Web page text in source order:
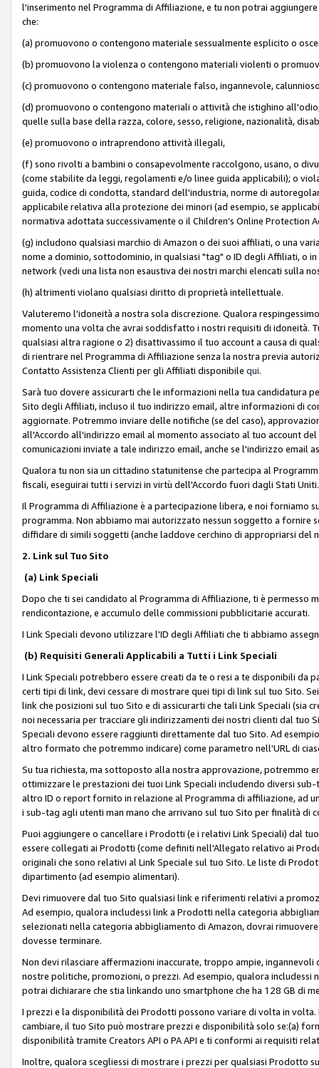
l'inserimento nel Programma di Affiliazione, e tu non potrai
che:
(a) promuovono o contengono materiale sessualmente esplicito o
(b) promuovono la violenza o contengono materiali violenti o
(c) promuovono o contengono materiale falso, ingannevole,
(d) promuovono o contengono materiali o attività che istighino
quelle sulla base della razza, colore, sesso, religione, nazionalità,
(e) promuovono o intraprendono attività illegali,
(f) sono rivolti a bambini o consapevolmente raccolgono, usano, o
(come stabilite da leggi, regolamenti e/o linee guida applicabili); o
guida, codice di condotta, standard dell'industria, norme di
applicabile relativa alla protezione dei minori (ad esempio, se
normativa adottata successivamente o il Children’s Online Protection
(g) includono qualsiasi marchio di Amazon o dei suoi affiliati, o una
nome a dominio, sottodominio, in qualsiasi "tag" o ID degli Affiliati, o
network (vedi una lista non esaustiva dei nostri marchi elencati sulla
(h) altrimenti violano qualsiasi diritto di proprietà intellettuale.
Valuteremo l'idoneità a nostra sola discrezione. Qualora
momento una volta che avrai soddisfatto i nostri requisiti di idoneità.
qualsiasi altra ragione o 2) disattivassimo il tuo account a causa di
di rientrare nel Programma di Affiliazione senza la nostra previa
Contatto Assistenza Clienti per gli Affiliati disponibile qui.
Sarà tuo dovere assicurarti che le informazioni nella tua candidatura
Sito degli Affiliati, incluso il tuo indirizzo email, altre informazioni di
aggiornate. Potremmo inviare delle notifiche (se del caso),
all'Accordo all'indirizzo email al momento associato al tuo account
comunicazioni inviate a tale indirizzo email, anche se l'indirizzo email
Qualora tu non sia un cittadino statunitense che partecipa al
fiscali, eseguirai tutti i servizi in virtù dell'Accordo fuori dagli Stati
Il Programma di Affiliazione è a partecipazione libera, e noi forniamo
programma. Non abbiamo mai autorizzato nessun soggetto a fornire
diffidare di simili soggetti (anche laddove cerchino di appropriarsi
2. Link sul Tuo Sito
(a) Link Speciali
Dopo che ti sei candidato al Programma di Affiliazione, ti è permesso
rendicontazione, e accumulo delle commissioni pubblicitarie accurati.
I Link Speciali devono utilizzare l'ID degli Affiliati che ti abbiamo
(b) Requisiti Generali Applicabili a Tutti i Link Speciali
I Link Speciali potrebbero essere creati da te o resi a te disponibili
certi tipi di link, devi cessare di mostrare quei tipi di link sul tuo Sito.
link che posizioni sul tuo Sito e di assicurarti che tali Link Speciali
noi necessaria per tracciare gli indirizzamenti dei nostri clienti dal tuo
Speciali devono essere raggiunti direttamente dal tuo Sito. Ad
altro formato che potremmo indicare) come parametro nell'URL di
Su tua richiesta, ma sottoposto alla nostra approvazione,
ottimizzare le prestazioni dei tuoi Link Speciali includendo diversi sub-
altro ID o report fornito in relazione al Programma di affiliazione, ad
i sub-tag agli utenti man mano che arrivano sul tuo Sito per finalità
Puoi aggiungere o cancellare i Prodotti (e i relativi Link Speciali) dal
essere collegati ai Prodotti (come definiti nell'Allegato relativo ai
originali che sono relativi al Link Speciale sul tuo Sito. Le liste di
dipartimento (ad esempio alimentari).
Devi rimuovere dal tuo Sito qualsiasi link e riferimenti relativi a
Ad esempio, qualora includessi link a Prodotti nella categoria
selezionati nella categoria abbigliamento di Amazon, dovrai
dovesse terminare.
Non devi rilasciare affermazioni inaccurate, troppo ampie,
nostre politiche, promozioni, o prezzi. Ad esempio, qualora includessi
potrai dichiarare che stia linkando uno smartphone che ha 128 GB di
I prezzi e la disponibilità dei Prodotti possono variare di volta in
cambiare, il tuo Sito può mostrare prezzi e disponibilità solo se:(a)
disponibilità tramite Creators API o PA API e ti conformi ai requisiti
Inoltre, qualora scegliessi di mostrare i prezzi per qualsiasi Prodotto